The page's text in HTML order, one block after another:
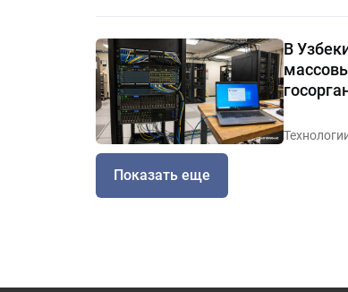
В
Показать еще